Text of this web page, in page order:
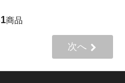
1商品
次へ